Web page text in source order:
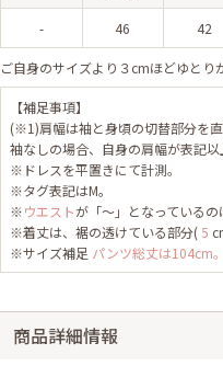
- 46 42
ご自身のサイズより３cmほどゆとり
【補足事項】
(※1)肩幅は袖と身頃の切替部分を直
袖なしの場合、自身の肩幅が表記以
※ドレスを平置きにて計測。
※タグ表記はM。
※ウエストが「～」となっているの
※着丈は、裾の透けている部分(5
※サイズ補足 パンツ総丈は104cm。
商品詳細情報